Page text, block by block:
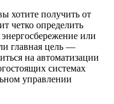
хотите получить от
четко определить
или
главная цель —
на автоматизации
системах
управлении